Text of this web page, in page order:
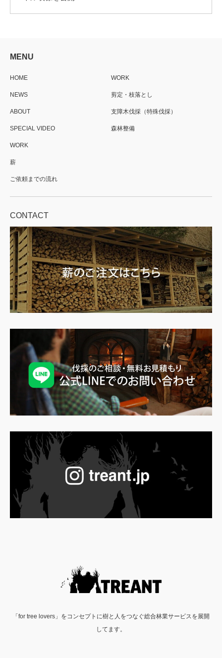
MENU
HOME
NEWS
ABOUT
SPECIAL VIDEO
WORK
薪
ご依頼までの流れ
WORK
剪定・枝落とし
支障木伐採（特殊伐採）
森林整備
CONTACT
「for tree lovers」をコンセプトに樹と人をつなぐ総合林業サービスを展開
してます。